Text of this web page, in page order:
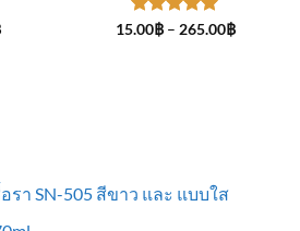
Price
ให้คะแนน
15.00฿ – 265.00฿Price
า SN-505 สีขาว และ แบบใส